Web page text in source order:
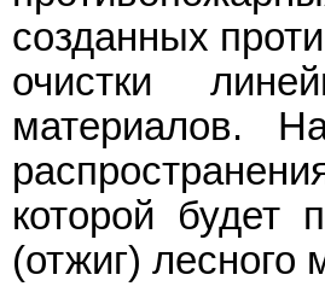
созданных
очистки
материалов.
которой будет
(отжиг) лесного